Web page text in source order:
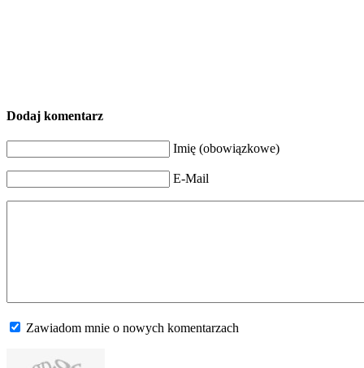
Dodaj komentarz
Imię (obowiązkowe)
E-Mail
Zawiadom mnie o nowych komentarzach